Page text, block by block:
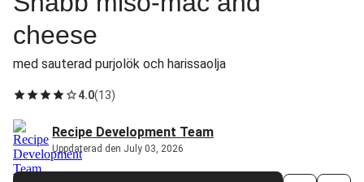
cheese
med sauterad purjolök och harissaolja
4.0(13)
Recipe Development Team
Uppdaterad den July 03, 2026